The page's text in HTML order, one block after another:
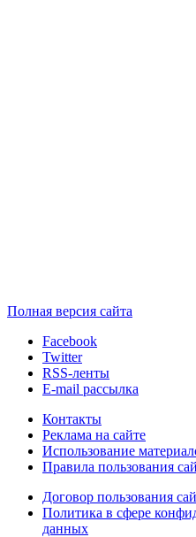
Полная версия сайта
Facebook
Twitter
RSS-ленты
E-mail рассылка
Контакты
Реклама на сайте
Использование
Правила пользования
Договор пользования
Политика в сфере
данных